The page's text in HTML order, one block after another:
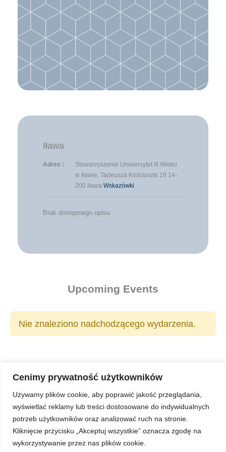
Cenimy prywatność użytkowników
Używamy plików cookie, aby poprawić jakość przeglądania,
wyświetlać reklamy lub treści dostosowane do indywidualnych
potrzeb użytkowników oraz analizować ruch na stronie.
Kliknięcie przycisku „Akceptuj wszystkie” oznacza zgodę na
wykorzystywanie przez nas plików cookie.
Iława
Adres :
Stowarzyszenie Uniwersytet III Wieku
w Iławie, Tadeusza Kościuszki 18 14-
200 IławaWskazówki
Brak dostępnego opisu
Upcoming Events
Nie znaleziono nadchodzącego wydarzenia.
Copyright © 2026 Z Sercem do Pacjenta